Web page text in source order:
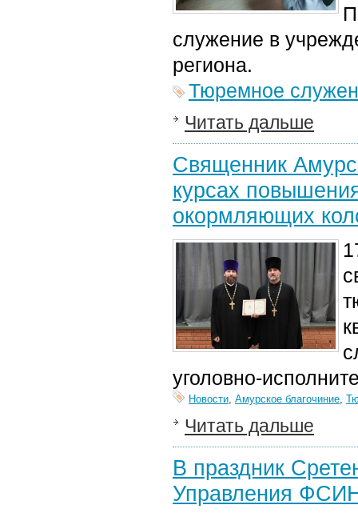
служение в
региона.
Тюремное
Читать дальше
Священник
курсах
окормляющих
уголовно-
Новости, Амурское благочиние,
Читать дальше
В праздник
Управления